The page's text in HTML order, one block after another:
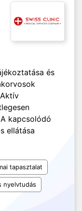
és
kapcsolódó
ellátása
tapasztalat
nyelvtudás